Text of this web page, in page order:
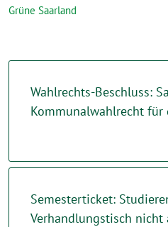
Grüne Saarland
Wahlrechts-Beschluss:
Kommunalwahlrecht für
Semesterticket:
Verhandlungstisch nicht